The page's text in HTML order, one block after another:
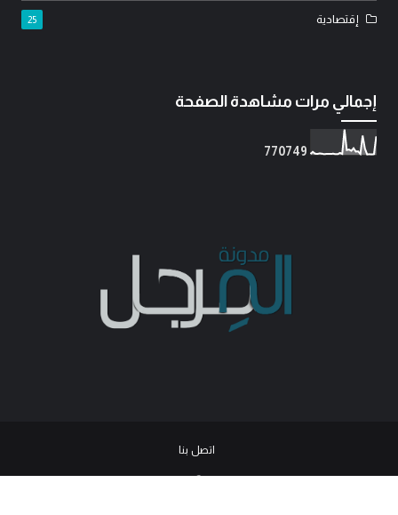
إقتصادية 25
إجمالي مرات مشاهدة الصفحة
770749
اتصل بنا